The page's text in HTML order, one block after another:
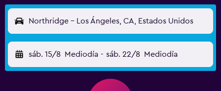
Northridge - Los Ángeles, CA, Estados Unidos
sáb. 15/8 Mediodía - sáb. 22/8 Mediodía